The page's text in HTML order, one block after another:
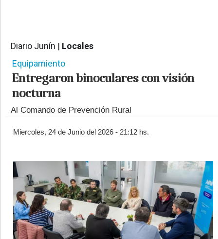
©2007/2026
Diario Junín | Locales
Equipamiento
Entregaron binoculares con visión
nocturna
Al Comando de Prevención Rural
Miercoles, 24 de Junio del 2026 - 21:12 hs.